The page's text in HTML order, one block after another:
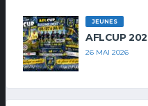
JEUNES
AFLCUP
26 MAI 2026